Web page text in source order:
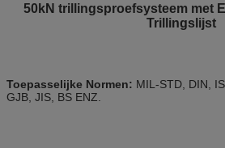
50kN trillingsproefsysteem met
Trillingslijst
Toepasselijke Normen: MIL-STD, DIN,
GJB, JIS, BS ENZ.